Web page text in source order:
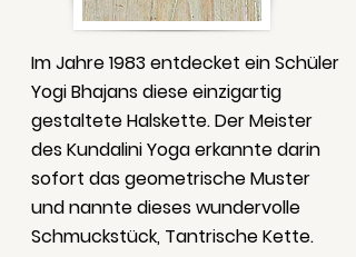
Im Jahre 1983 entdecket ein Schüler
Yogi Bhajans diese einzigartig
gestaltete Halskette. Der Meister
des Kundalini Yoga erkannte darin
sofort das geometrische Muster
und nannte dieses wundervolle
Schmuckstück, Tantrische Kette.